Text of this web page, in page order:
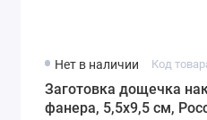
Нет в наличии Код
Заготовка дощечка
фанера, 5,5х9,5 см,